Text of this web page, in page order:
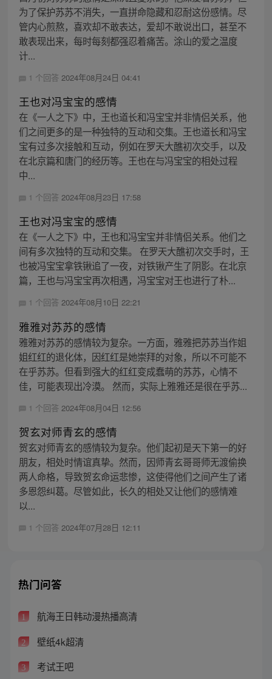
为了保护苏苏不消失，一直拼命隐藏和忍耐这份感情。尽
管内心煎熬，喜欢却不敢表达，爱却不敢说出口，甚至不
敢表现出来，每时每刻都强忍着痛苦。涂山的爱之温度
计...
1 个回答 2024年08月24日 04:41
王也对冯宝宝的感情
在《一人之下》中，王也道长和冯宝宝并非情侣关系，他
们之间更多的是一种独特的互动和交集。王也道长和冯宝
宝有过多次接触和互动，例如在罗天大醮初次交手，以及
在北京篇和唐门的经历等。王也在与冯宝宝的相处过程
中...
1 个回答 2024年08月23日 17:58
王也对冯宝宝的感情
在《一人之下》中，王也和冯宝宝并非情侣关系。他们之
间有多次独特的互动和交集。 在罗天大醮初次交手时，王
也被冯宝宝拿铁锹追了一夜，对铁锹产生了阴影。在北京
篇，王也与冯宝宝再次相遇，冯宝宝对王也进行了朴...
1 个回答 2024年08月10日 22:21
雅雅对苏苏的感情
雅雅对苏苏的感情较为复杂。一方面，雅雅把苏苏当作姐
姐红红的退化体，因红红是她崇拜的对象，所以不可能不
在乎苏苏。但看到强大的红红变成蠢萌的苏苏，心情不
佳，可能表现出冷漠。 然而，实际上雅雅还是很在乎苏...
1 个回答 2024年08月04日 12:56
贺玄对师青玄的感情
贺玄对师青玄的感情较为复杂。他们起初是天下第一的好
朋友，相处时情谊真挚。然而，因师青玄哥哥师无渡偷换
两人命格，导致贺玄命运悲惨，这使得他们之间产生了诸
多恩怨纠葛。尽管如此，长久的相处又让他们的感情难
以...
1 个回答 2024年07月28日 12:11
热门问答
1 航海王日韩动漫热播高清
2 壁纸4k超清
3 考试王吧